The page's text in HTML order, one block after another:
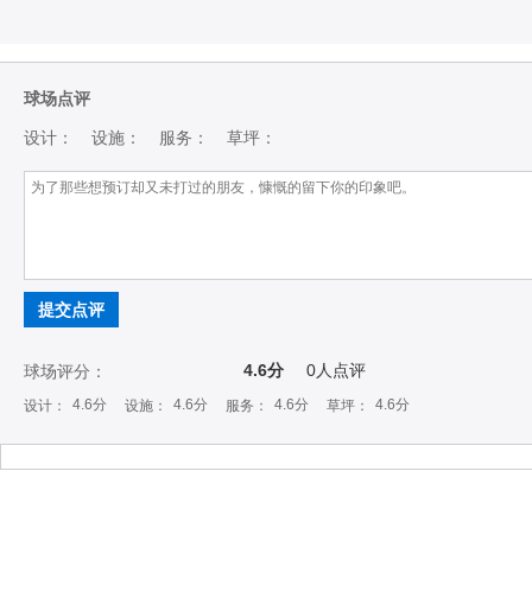
球场点评
设计： 设施： 服务： 草坪：
提交点评
球场评分： 4.6分 0人点评
设计： 4.6分 设施： 4.6分 服务： 4.6分 草坪： 4.6分